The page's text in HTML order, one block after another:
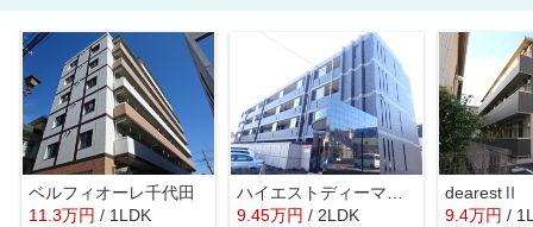
ベルフィオーレ千代田
11.3万円 / 1LDK
ハイエストディーマー グラシア
9.45万円 / 2LDK
dearestⅡ
9.4万円 /